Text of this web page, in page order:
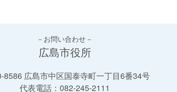
－お問い合わせ－
広島市役所
8586 広島市中区国泰寺町一丁目6番34号
代表電話： 082-245-2111